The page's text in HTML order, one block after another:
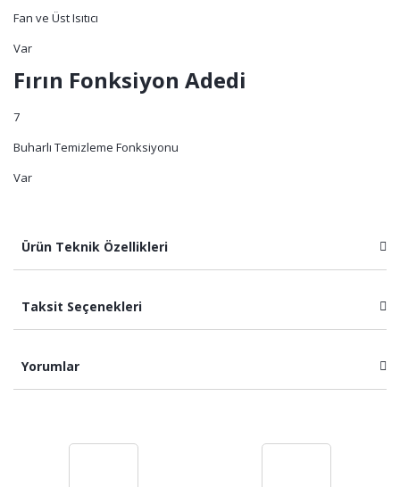
Fan ve Üst Isıtıcı
Var
Fırın Fonksiyon Adedi
7
Buharlı Temizleme Fonksiyonu
Var
Ürün Teknik Özellikleri
Taksit Seçenekleri
Yorumlar